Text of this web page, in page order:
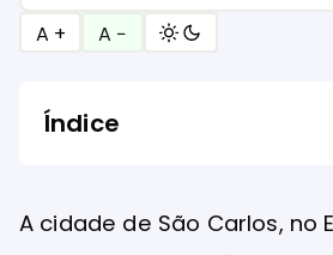
A + A −
Índice
A cidade de São Carlos,